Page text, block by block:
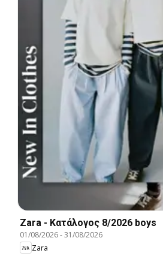
Zara - Kατάλογος 8/2026 boys
01/08/2026-31/08/2026
Zara